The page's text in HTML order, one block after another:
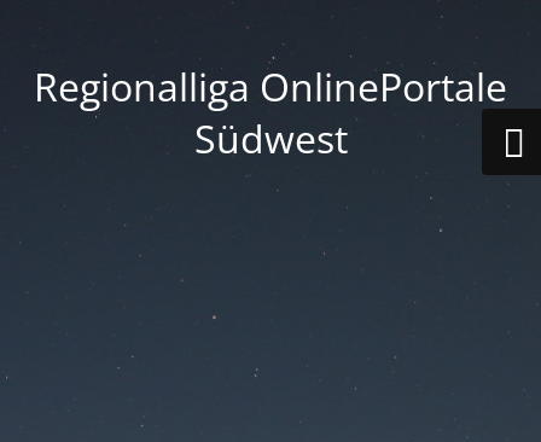
Regionalliga OnlinePortale
Südwest